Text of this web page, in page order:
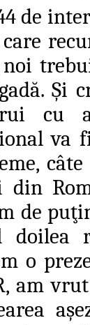
de
noi
Şi
cu
va
din
de
doilea
o
am